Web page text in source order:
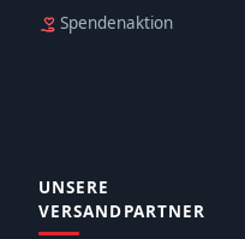
Spendenaktion
UNSERE
VERSANDPARTNER